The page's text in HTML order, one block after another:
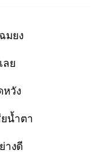
มยง
ลย
หวัง
ยน้ำตา
างดี